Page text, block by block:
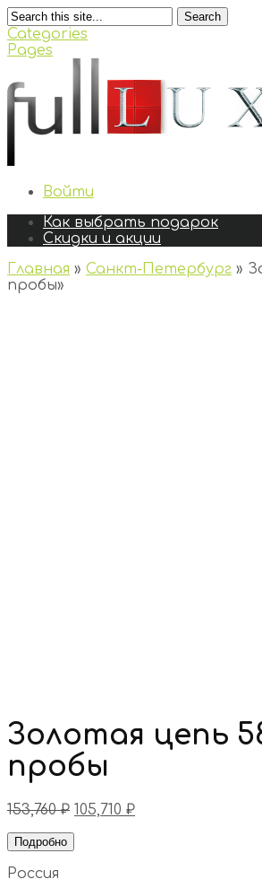
Search
Categories
Pages
Войти
Как выбрать подарок
Скидки и акции
Главная » Санкт-Петербург »
пробы»
Золотая цепь
пробы
153,760₽ 105,710 ₽
Подробно
Россия